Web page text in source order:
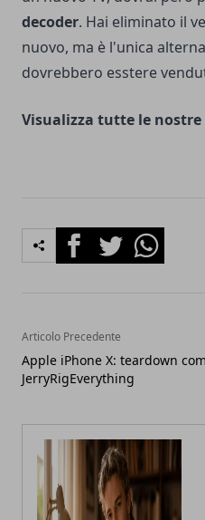
decoder. Hai eliminato il
nuovo, ma è l'unica
dovrebbero esstere
Visualizza tutte le nostre
FacebookTwitterWhatsapp
Articolo Precedente
Apple iPhone X: teardown
JerryRigEverything